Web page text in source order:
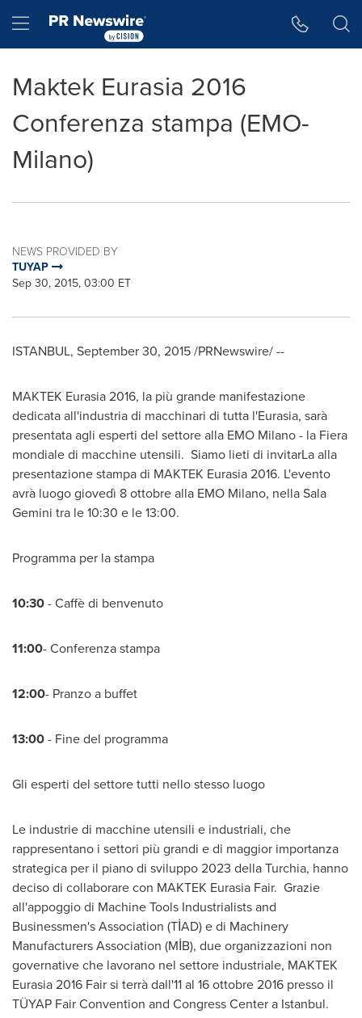
Hamburger menu
Maktek Eurasia 2016
Conferenza stampa (EMO-
Milano)
NEWS PROVIDED BY
TUYAP
Sep 30, 2015, 03:00 ET
ISTANBUL, September 30, 2015/PRNewswire/ --
MAKTEK Eurasia 2016, la più grande manifestazione
dedicata all'industria di macchinari di tutta l'Eurasia, sarà
presentata agli esperti del settore alla EMO Milano- la Fiera
mondiale di macchine utensili. Siamo lieti di invitarLa alla
presentazione stampa di MAKTEK Eurasia 2016. L'evento
avrà luogo giovedì 8 ottobre alla EMO Milano, nella Sala
Gemini tra le 10:30 e le 13:00.
Programma per la stampa
10:30- Caffè di benvenuto
11:00- Conferenza stampa
12:00- Pranzo a buffet
13:00- Fine del programma
Gli esperti del settore tutti nello stesso luogo
Le industrie di macchine utensili e industriali, che
rappresentano i settori più grandi e di maggior importanza
strategica per il piano di sviluppo 2023 della Turchia, hanno
deciso di collaborare con MAKTEK Eurasia Fair. Grazie
all'appoggio di Machine Tools Industrialists and
Businessmen's Association (TİAD) e di Machinery
Manufacturers Association (MİB), due organizzazioni non
governative che lavorano nel settore industriale, MAKTEK
Eurasia 2016 Fair si terrà dall'11 al 16 ottobre 2016 presso il
TÜYAP Fair Convention and Congress Center a Istanbul.